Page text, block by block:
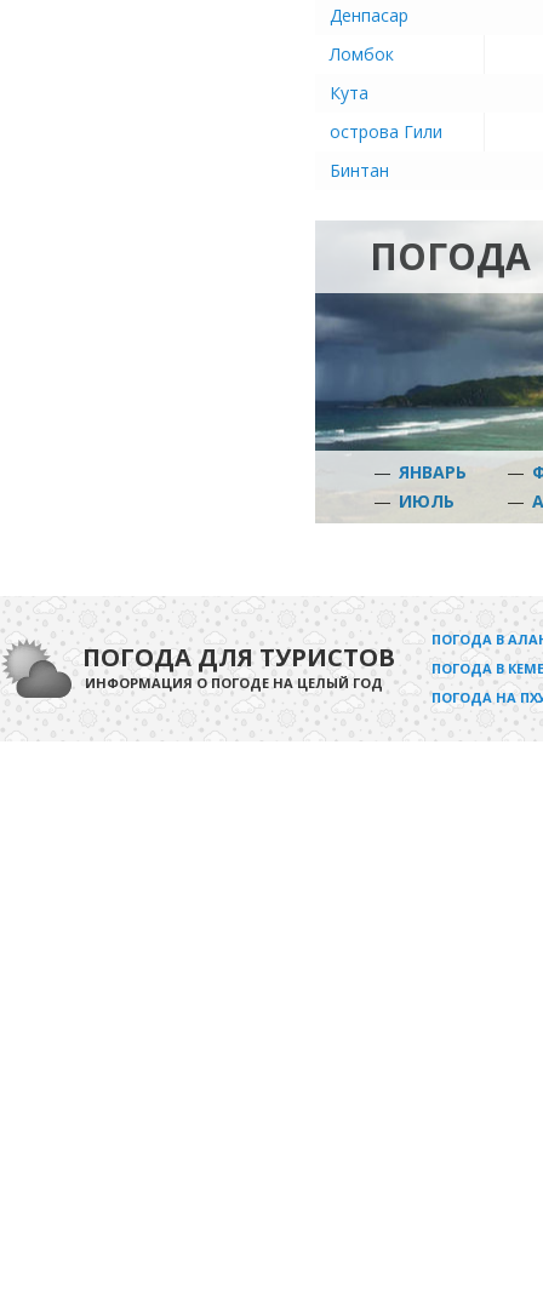
Денпасар
Ломбок
Кута
острова Гили
Бинтан
— ЯНВАРЬ —
— ИЮЛЬ —
ПОГОДА ДЛЯ ТУРИСТОВ
ИНФОРМАЦИЯ О ПОГОДЕ НА ЦЕЛЫЙ ГОД
ПОГОДА В
ПОГОДА В
ПОГОДА НА